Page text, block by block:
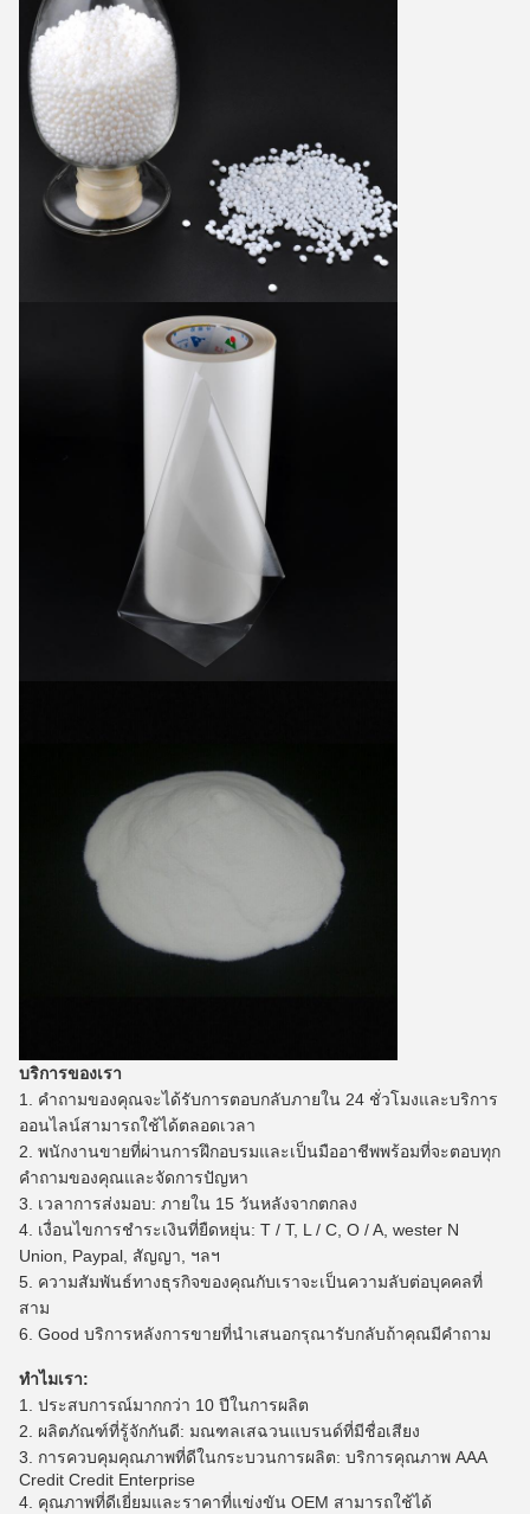
บริการของเรา
1. คำถามของคุณจะได้รับการตอบกลับภายใน 24 ชั่วโมงและบริการ
ออนไลน์สามารถใช้ได้ตลอดเวลา
2. พนักงานขายที่ผ่านการฝึกอบรมและเป็นมืออาชีพพร้อมที่จะตอบทุก
คำถามของคุณและจัดการปัญหา
3. เวลาการส่งมอบ: ภายใน 15 วันหลังจากตกลง
4. เงื่อนไขการชำระเงินที่ยืดหยุ่น: T / T, L / C, O / A, wester N
Union, Paypal, สัญญา, ฯลฯ
5. ความสัมพันธ์ทางธุรกิจของคุณกับเราจะเป็นความลับต่อบุคคลที่
สาม
6. Good บริการหลังการขายที่นำเสนอกรุณารับกลับถ้าคุณมีคำถาม
ทำไมเรา:
1. ประสบการณ์มากกว่า 10 ปีในการผลิต
2. ผลิตภัณฑ์ที่รู้จักกันดี: มณฑลเสฉวนแบรนด์ที่มีชื่อเสียง
3. การควบคุมคุณภาพที่ดีในกระบวนการผลิต: บริการคุณภาพ AAA
Credit Credit Enterprise
4. คุณภาพที่ดีเยี่ยมและราคาที่แข่งขัน OEM สามารถใช้ได้